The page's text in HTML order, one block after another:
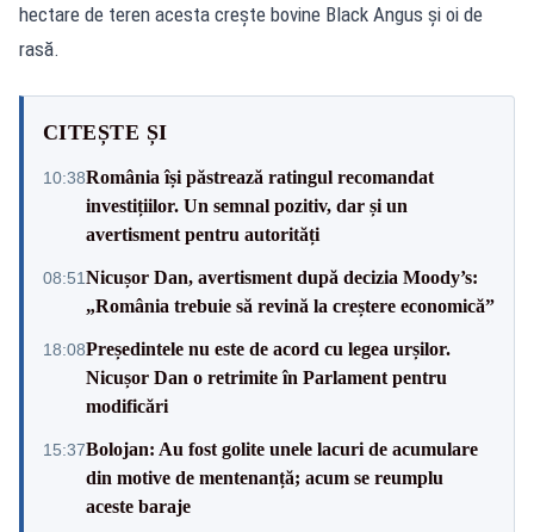
hectare de teren acesta crește bovine Black Angus și oi de
rasă.
CITEȘTE ȘI
10:38România își păstrează ratingul recomandat
investițiilor. Un semnal pozitiv, dar și un
avertisment pentru autorități
08:51Nicușor Dan, avertisment după decizia Moody’s:
„România trebuie să revină la creștere economică”
18:08Președintele nu este de acord cu legea urșilor.
Nicușor Dan o retrimite în Parlament pentru
modificări
15:37Bolojan: Au fost golite unele lacuri de acumulare
din motive de mentenanță; acum se reumplu
aceste baraje